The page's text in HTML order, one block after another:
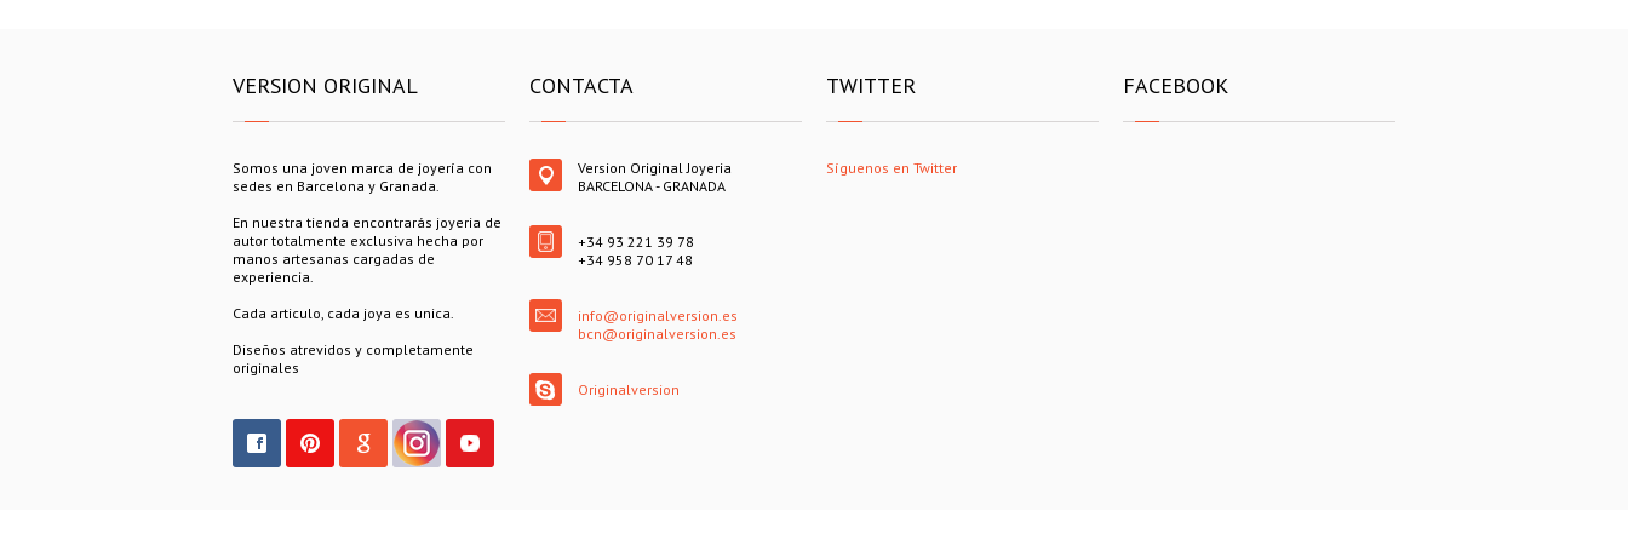
VERSION ORIGINAL
Somos una joven marca de joyería con
sedes en Barcelona y Granada.
En nuestra tienda encontrarás joyeria de
autor totalmente exclusiva hecha por
manos artesanas cargadas de
experiencia.
Cada articulo, cada joya es unica.
Diseños atrevidos y completamente
originales
CONTACTA
Version Original Joyeria
BARCELONA - GRANADA
+34 93 221 39 78
+34 958 70 17 48
info@originalversion.es
bcn@originalversion.es
Originalversion
TWITTER
Síguenos en Twitter
FACEBOOK